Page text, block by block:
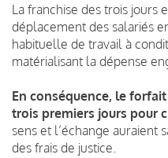
La franchise des trois jours
déplacement des salariés
habituelle de travail à
matérialisant la dépense
En conséquence, le
trois premiers jours pour
sens et l’échange auraient
des frais de justice.